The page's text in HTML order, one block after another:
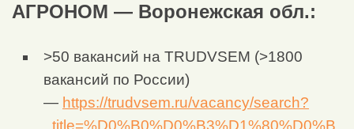
АГРОНОМ — Воронежская обл.:
>50 вакансий на TRUDVSEM (>1800
вакансий по России)
— https://trudvsem.ru/vacancy/search?